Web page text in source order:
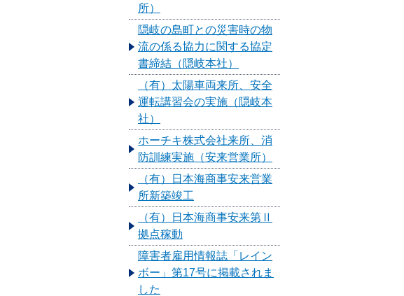
所）
隠岐の島町との災害時の物
流の係る協力に関する協定
書締結（隠岐本社）
（有）太陽車両来所、安全
運転講習会の実施（隠岐本
社）
ホーチキ株式会社来所、消
防訓練実施（安来営業所）
（有）日本海商事安来営業
所新築竣工
（有）日本海商事安来第Ⅱ
拠点稼動
障害者雇用情報誌「レイン
ボー」第17号に掲載されま
した